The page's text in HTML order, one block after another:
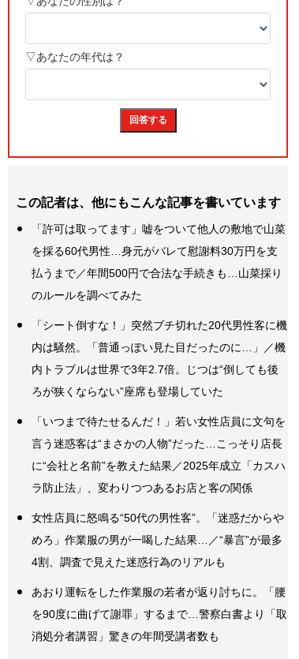
この記者は、他にもこんな記事を書いています
「許可は取ってます」嘘をついて他人の敷地で山菜
を採る60代男性…身元がバレて慰謝料30万円を支
払うまで／年間500円で合法な手続きも…山菜採り
のルールを調べてみた
「シート倒すな！」突然ブチ切れた20代男性客に機
内は騒然。「普通っぽい見た目だったのに…」／機
内トラブルは世界で3年2.7倍。じつは“倒しても後
ろが狭くならない”座席も登場していた
「いつまで待たせるんだ！」若い女性店員に文句を
言う迷惑客は“まさかの人物”だった…こっそり店長
に“会社と名前”を教えた結果／2025年成立「カスハ
ラ防止法」、変わりつつあるお店と客の関係
女性店員に怒鳴る“50代の男性客”。「迷惑だからや
めろ」作業服の男が一喝した結果…／“暴言”が最多
4割、調査で見えた迷惑行為のリアルも
あおり運転をした作業服の若者が返り討ちに。「腰
を90度に曲げて謝罪」するまで…警察白書より「取
消処分者講習」驚きの年間受講者数も